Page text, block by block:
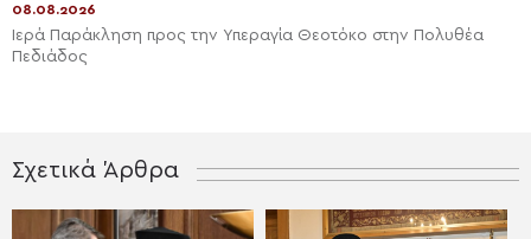
08.08.2026
Ιερά Παράκληση προς την Υπεραγία Θεοτόκο στην Πολυθέα
Πεδιάδος
Σχετικά Άρθρα